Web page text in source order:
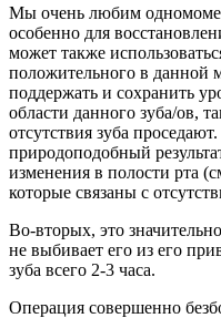
Мы очень любим
особенно для
может также
положительного в
поддержать и сохранить
области данного зуба/ов,
отсутствия зуба
природоподобный
изменения в полости рта
которые связаны с
Во-вторых, это
не выбивает его из его
зуба всего 2-3 часа.
Операция совершенно